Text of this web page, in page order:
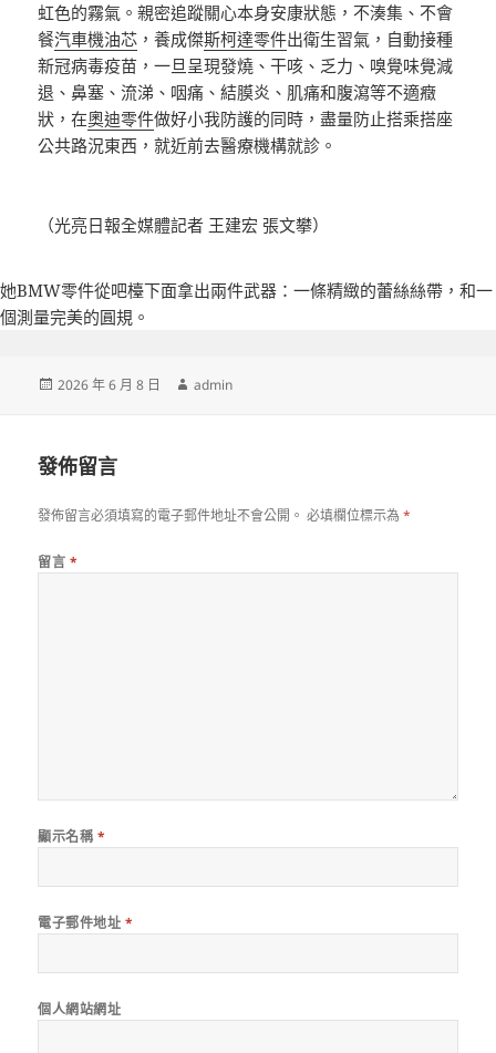
虹色的霧氣。親密追蹤關心本身安康狀態，不湊集、不會
餐汽車機油芯 ，養成傑斯柯達零件出衛生習氣，自動接種
新冠病毒疫苗，一旦呈現發燒、干咳、乏力、嗅覺味覺減
退、鼻塞、流涕、咽痛、結膜炎、肌痛和腹瀉等不適癥
狀，在奧迪零件做好小我防護的同時，盡量防止搭乘搭座
公共路況東西，就近前去醫療機構就診。
（光亮日報全媒體記者 王建宏 張文攀）
她BMW零件從吧檯下面拿出兩件武器：一條精緻的蕾絲絲帶，和一
個測量完美的圓規。
發
2026 年 6 月 8 日
作
admin
發佈留言
發佈留言必須填寫的電子郵件地址不會公開。 必填欄位標示為*
留言 *
顯示名稱 *
電子郵件地址 *
個人網站網址